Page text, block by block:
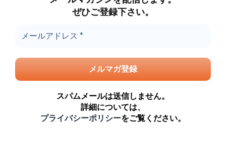
ぜひご登録下さい。
スパムメールは送信しません。
詳細については、
プライバシーポリシーをご覧ください。